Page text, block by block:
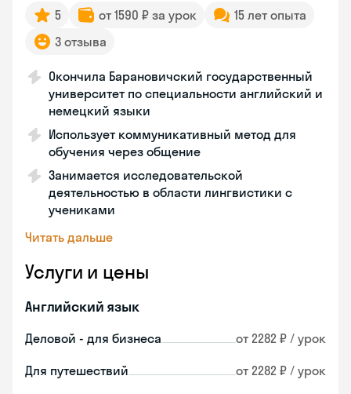
5 от 1590 ₽ за урок
15 лет опыта
3 отзыва
Окончила Барановичский государственный
университет по специальности английский и
немецкий языки
Использует коммуникативный метод для
обучения через общение
Занимается исследовательской
деятельностью в области лингвистики с
учениками
Читать дальше
Услуги и цены
Английский язык
Деловой - для бизнеса от 2282 ₽ / урок
Для путешествий от 2282 ₽ / урок